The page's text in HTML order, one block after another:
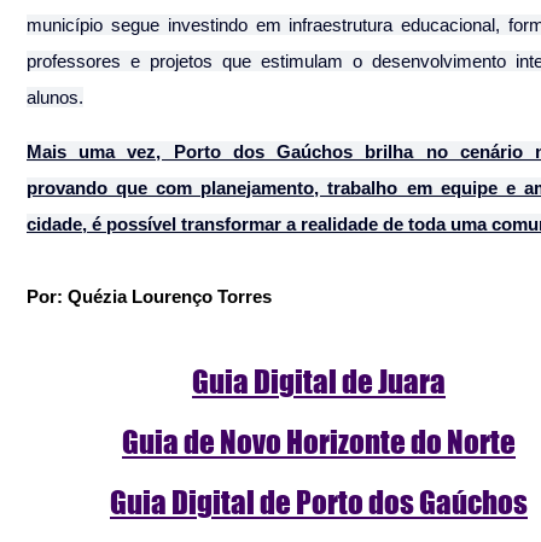
município segue investindo em infraestrutura educacional,
professores e projetos que estimulam o desenvolvimento
alunos.
Mais uma vez, Porto dos Gaúchos brilha no cenário
provando que com planejamento, trabalho em equipe e
cidade, é possível transformar a realidade de toda uma
Por: Quézia Lourenço Torres
Guia Digital de Juara
Guia de Novo Horizonte do Norte
Guia Digital de Porto dos Gaúchos